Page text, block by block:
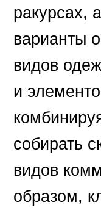
ракурсах,
варианты
видов
и
собирать
видов
образом,